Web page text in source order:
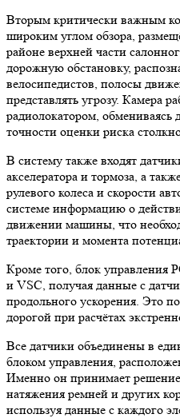
Вторым критически важным
широким углом обзора,
районе верхней части
дорожную обстановку,
велосипедистов, полосы
представлять угрозу. Камера
радиолокатором,
точности оценки риска
В систему также входят
акселератора и тормоза, а
рулевого колеса и скорости
системе информацию о
движении машины, что
траектории и момента
Кроме того, блок управления
и VSC, получая данные с
продольного ускорения. Это
дорогой при расчётах
Все датчики объединены в
блоком управления,
Именно он принимает
натяжения ремней и других
используя данные с каждого